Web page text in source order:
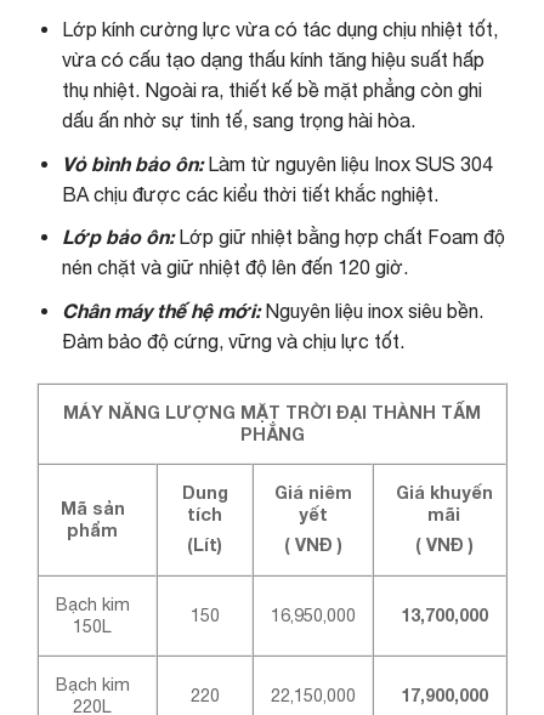
Lớp kính cường lực vừa có tác dụng chịu nhiệt tốt,
vừa có cấu tạo dạng thấu kính tăng hiệu suất hấp
thụ nhiệt. Ngoài ra, thiết kế bề mặt phẳng còn ghi
dấu ấn nhờ sự tinh tế, sang trọng hài hòa.
Vỏ bình bảo ôn:Làm từ nguyên liệu Inox SUS 304
BA chịu được các kiểu thời tiết khắc nghiệt.
Lớp bảo ôn: Lớp giữ nhiệt bằng hợp chất Foam độ
nén chặt và giữ nhiệt độ lên đến 120 giờ.
Chân máy thế hệ mới:Nguyên liệu inox siêu bền.
Đảm bảo độ cứng, vững và chịu lực tốt.
MÁY NĂNG LƯỢNG MẶT TRỜI ĐẠI THÀNH TẤM
PHẲNG
Mã sản
phẩm
Dung
tích
(Lít)
Giá niêm
yết
( VNĐ )
Giá khuyến
mãi
( VNĐ )
Bạch kim
150L
150 16,950,000 13,700,000
Bạch kim
220L
220 22,150,000 17,900,000